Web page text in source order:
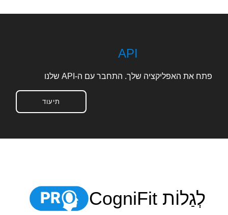
API
פתח את האפליקציה שלך. התחבר עם ה-API שלנו
תיעוד
לְגַלוֹת CogniFit